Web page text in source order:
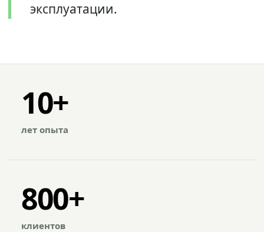
эксплуатации.
10+
лет опыта
800+
клиентов